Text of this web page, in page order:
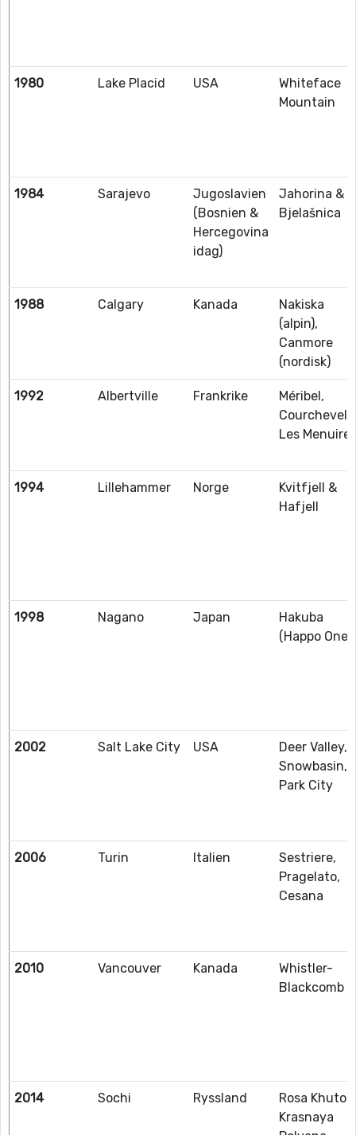
1980 Lake Placid USA
Whiteface
Mountain
1984 Sarajevo
Jugoslavien
(Bosnien &
Hercegovina
idag)
Jahorina &
Bjelašnica
1988 Calgary Kanada
Nakiska
(alpin),
Canmore
(nordisk)
1992 Albertville Frankrike
Méribel,
Courchevel,
Les
1994 Lillehammer Norge
Kvitfjell &
Hafjell
1998 Nagano Japan
Hakuba
(Happo One)
2002 Salt Lake City USA
Deer Valley,
Snowbasin,
Park City
2006 Turin Italien
Sestriere,
Pragelato,
Cesana
2010 Vancouver Kanada
Whistler-
Blackcomb
2014 Sochi Ryssland
Rosa Khutor
Krasnaya